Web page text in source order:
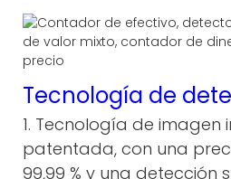
Tecnología de
1. Tecnología de imagen
patentada, con una
99,99 % y una detección